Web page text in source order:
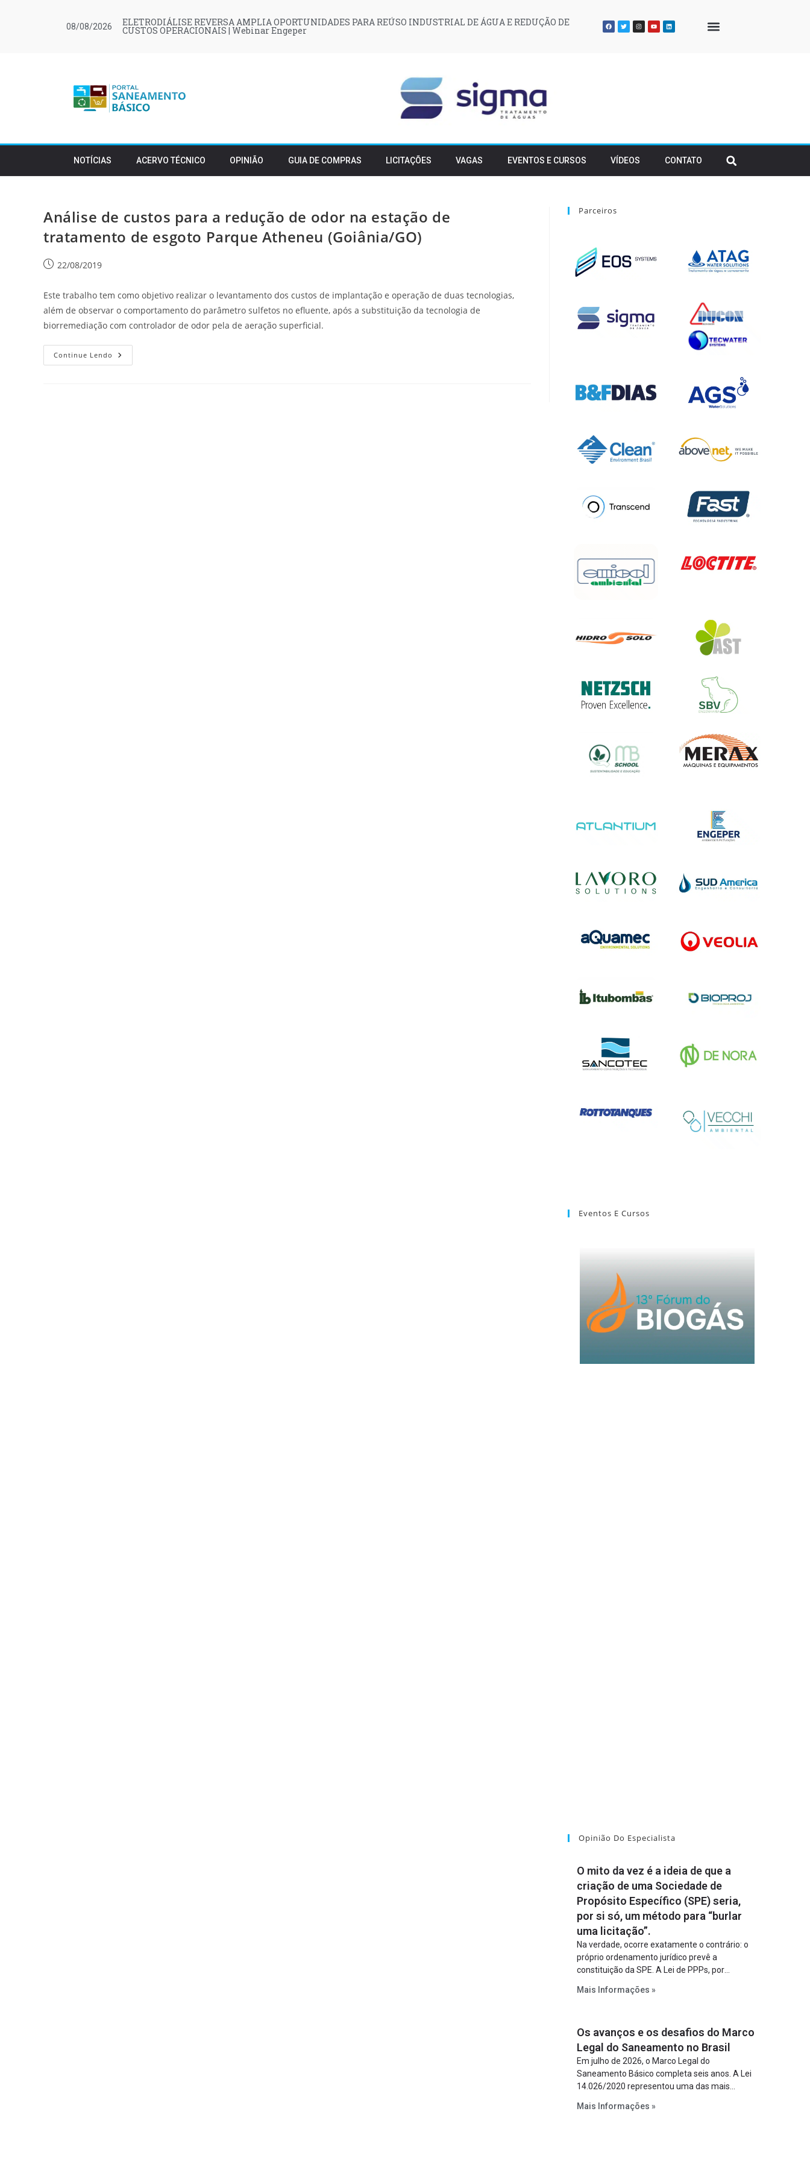
08/08/2026 ELETRODIÁLISE REVERSA AMPLIA OPORTUNIDADES PARA REÚSO INDUSTRIAL DE ÁGUA E REDUÇÃO DE
CUSTOS OPERACIONAIS | Webinar Engeper
NOTÍCIAS ACERVO TÉCNICO OPINIÃO GUIA DE COMPRAS LICITAÇÕES VAGAS EVENTOS E CURSOS VÍDEOS CONTATO
Análise de custos para a redução de odor na estação de
tratamento de esgoto Parque Atheneu (Goiânia/GO)
22/08/2019
Este trabalho tem como objetivo realizar o levantamento dos custos de implantação e operação de duas tecnologias,
além de observar o comportamento do parâmetro sulfetos no efluente, após a substituição da tecnologia de
biorremediação com controlador de odor pela de aeração superficial.
Continue Lendo
Parceiros
Eventos E Cursos
Opinião Do Especialista
O mito da vez é a ideia de que a
criação de uma Sociedade de
Propósito Específico (SPE) seria,
por si só, um método para “burlar
uma licitação”.
Na verdade, ocorre exatamente o contrário: o
próprio ordenamento jurídico prevê a
constituição da SPE. A Lei de PPPs, por
constitua uma SPE para implantar e gerir o
Lei de Concessões, a figura é facultativa e
sujeita a uma escolha racional de projeto a
projeto.
Mais Informações »
Os avanços e os desafios do Marco
Legal do Saneamento no Brasil
Em julho de 2026, o Marco Legal do
Saneamento Básico completa seis anos. A Lei
14.026/2020 representou uma das mais
estabelecer metas claras para a
Mais Informações »